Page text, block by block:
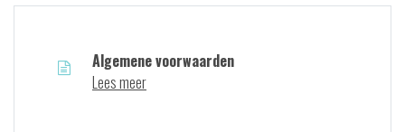
Algemene voorwaarden
Lees meer